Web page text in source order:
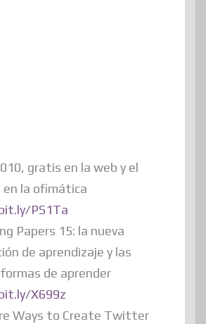
gratis en la web y el
en la ofimática
PS1Ta
Papers 15: la nueva
de aprendizaje y las
de aprender
X699z
Ways to Create Twitter